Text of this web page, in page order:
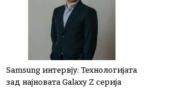
Samsung интервју: Технологијата
зад најновата Galaxy Z серија